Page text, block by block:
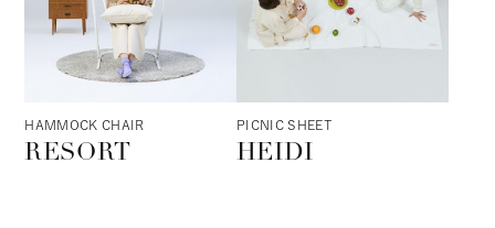
HAMMOCK CHAIR
RESORT
PICNIC SHEET
HEIDI